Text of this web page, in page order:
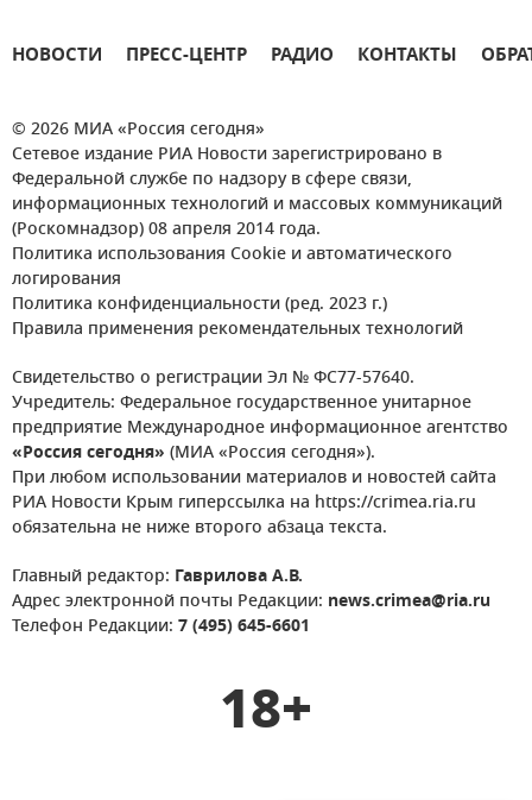
НОВОСТИ ПРЕСС-ЦЕНТР РАДИО КОНТАКТЫ
© 2026 МИА «Россия сегодня»
Сетевое издание РИА Новости зарегистрировано в
Федеральной службе по надзору в сфере связи,
информационных технологий и массовых коммуникаций
(Роскомнадзор) 08 апреля 2014 года.
Политика использования Cookie и автоматического
логирования
Политика конфиденциальности (ред. 2023 г.)
Правила применения рекомендательных технологий
Свидетельство о регистрации Эл № ФС77-57640.
Учредитель: Федеральное государственное унитарное
предприятие Международное информационное агентство
«Россия сегодня» (МИА «Россия сегодня»).
При любом использовании материалов и новостей сайта
РИА Новости Крым гиперссылка на https://crimea.ria.ru
обязательна не ниже второго абзаца текста.
Главный редактор: Гаврилова А.В.
Адрес электронной почты Редакции: news.crimea@ria.ru
Телефон Редакции: 7 (495) 645-6601
18+